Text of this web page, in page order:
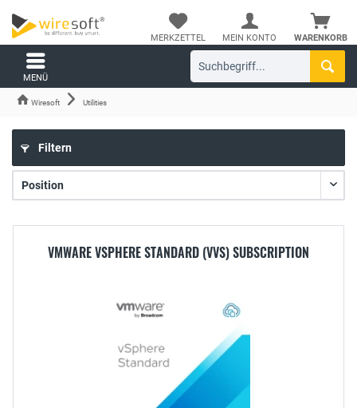
WARENKORB
MERKZETTEL MEIN KONTO
MENÜ
Wiresoft Utilities
Filtern
VMWARE VSPHERE STANDARD (VVS) SUBSCRIPTION